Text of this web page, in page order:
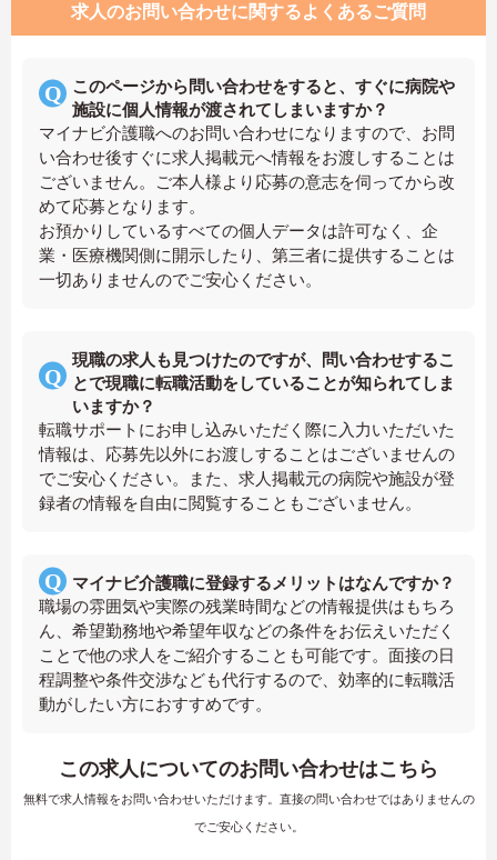
求人のお問い合わせに関するよくあるご質問
このページから問い合わせをすると、すぐに病院や
施設に個人情報が渡されてしまいますか？
マイナビ介護職へのお問い合わせになりますので、お問
い合わせ後すぐに求人掲載元へ情報をお渡しすることは
ございません。ご本人様より応募の意志を伺ってから改
めて応募となります。
お預かりしているすべての個人データは許可なく、企
業・医療機関側に開示したり、第三者に提供することは
一切ありませんのでご安心ください。
現職の求人も見つけたのですが、問い合わせするこ
とで現職に転職活動をしていることが知られてしま
いますか？
転職サポートにお申し込みいただく際に入力いただいた
情報は、応募先以外にお渡しすることはございませんの
でご安心ください。また、求人掲載元の病院や施設が登
録者の情報を自由に閲覧することもございません。
マイナビ介護職に登録するメリットはなんですか？
職場の雰囲気や実際の残業時間などの情報提供はもちろ
ん、希望勤務地や希望年収などの条件をお伝えいただく
ことで他の求人をご紹介することも可能です。面接の日
程調整や条件交渉なども代行するので、効率的に転職活
動がしたい方におすすめです。
この求人についてのお問い合わせはこちら
無料で求人情報をお問い合わせいただけます。直接の問い合わせではありませんの
でご安心ください。